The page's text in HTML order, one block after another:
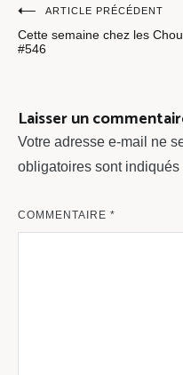
Navigation
de
ARTICLE PRÉCÉDENT
Cette semaine chez les Chou
#546
Laisser un
Votre adresse e-mail ne
obligatoires sont indiqués
COMMENTAIRE *